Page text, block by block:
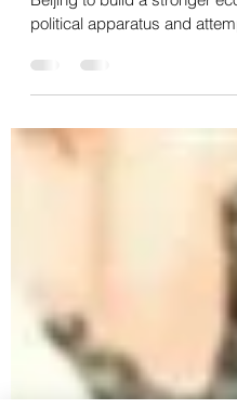
Bank digital
The blockchain
hegemony...